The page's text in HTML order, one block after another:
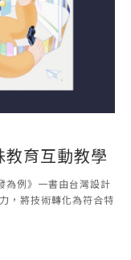
育互動教學
為例》一書由台灣設計
，將技術轉化為符合特